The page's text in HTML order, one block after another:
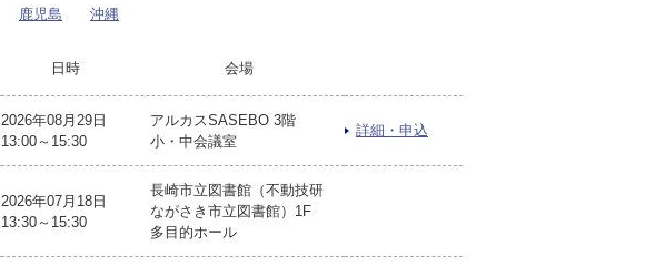
鹿児島 沖縄
日時 会場
2026年08月29日
13:00～15:30
アルカスSASEBO 3階
小・中会議室
詳細・申込
2026年07月18日
13:30～15:30
長崎市立図書館（不動技研
ながさき市立図書館）1F
多目的ホール